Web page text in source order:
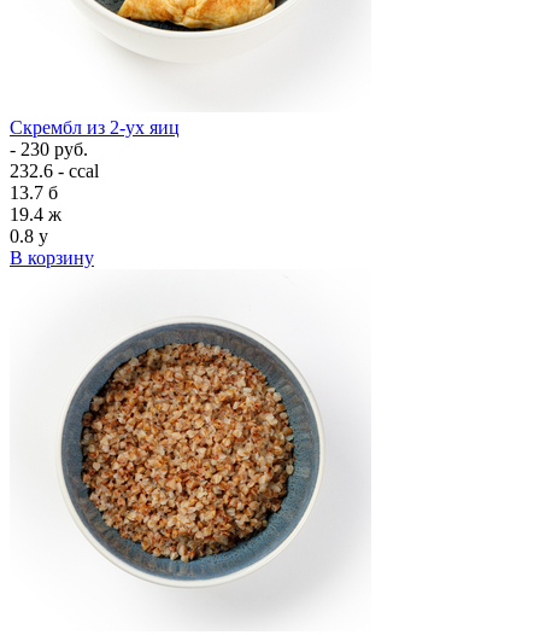
Скрембл из 2-ух яиц
- 230 руб.
232.6 - ccal
13.7 б
19.4 ж
0.8 у
В корзину